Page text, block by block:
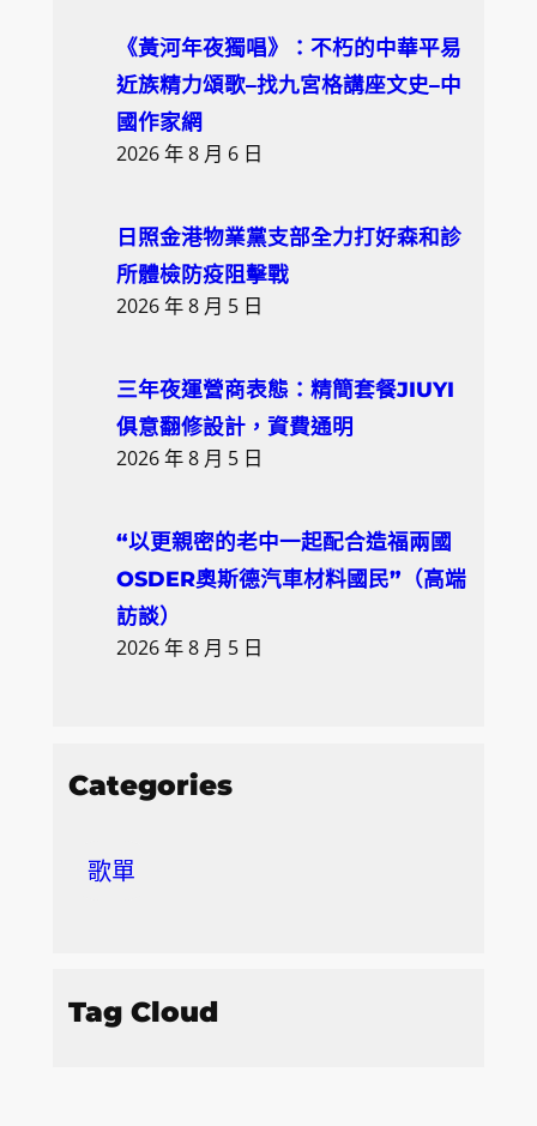
《黃河年夜獨唱》：不朽的中華平易
近族精力頌歌–找九宮格講座文史–中
國作家網
2026 年 8 月 6 日
日照金港物業黨支部全力打好森和診
所體檢防疫阻擊戰
2026 年 8 月 5 日
三年夜運營商表態：精簡套餐JIUYI
俱意翻修設計，資費通明
2026 年 8 月 5 日
“以更親密的老中一起配合造福兩國
OSDER奧斯德汽車材料國民”（高端
訪談）
2026 年 8 月 5 日
Categories
歌單
Tag Cloud